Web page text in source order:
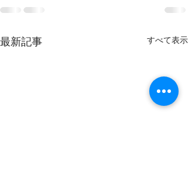
最新記事 すべて表示